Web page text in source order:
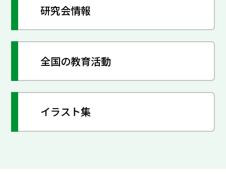
研究会情報
全国の教育活動
イラスト集